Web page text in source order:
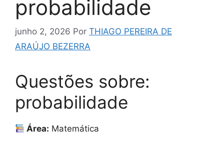
probabilidade
junho 2, 2026 Por THIAGO PEREIRA DE
ARAÚJO BEZERRA
Questões sobre:
probabilidade
Área: Matemática